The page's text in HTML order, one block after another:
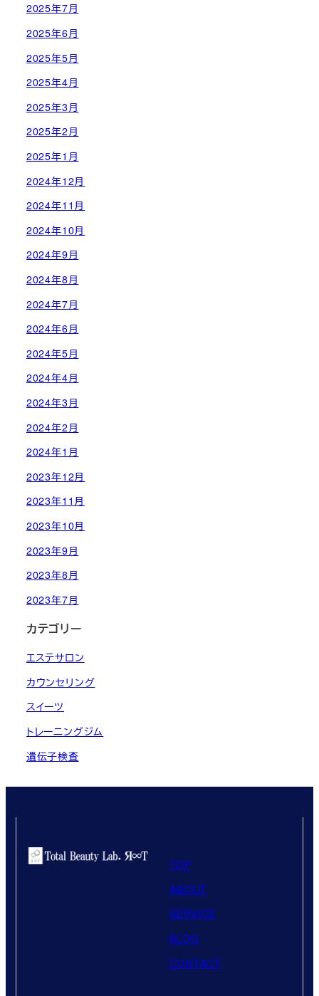
2025年7月
2025年6月
2025年5月
2025年4月
2025年3月
2025年2月
2025年1月
2024年12月
2024年11月
2024年10月
2024年9月
2024年8月
2024年7月
2024年6月
2024年5月
2024年4月
2024年3月
2024年2月
2024年1月
2023年12月
2023年11月
2023年10月
2023年9月
2023年8月
2023年7月
カテゴリー
エステサロン
カウンセリング
スイーツ
トレーニングジム
遺伝子検査
TOP
ABOUT
SERVICE
BLOG
CONTACT